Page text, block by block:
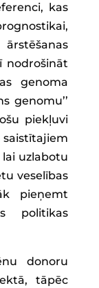
kas
nodrošināt
genoma
genomu’’
piekļuvi
uzlabotu
veselības
pieņemt
politikas
donoru
tāpēc